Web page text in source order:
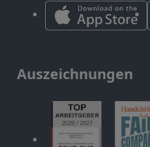
Auszeichnungen